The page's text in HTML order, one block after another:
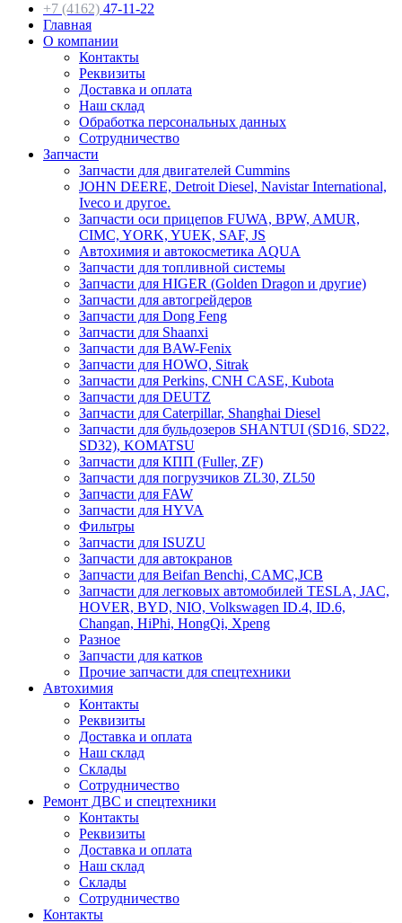
+7 (4162) 47-11-22
Главная
О компании
Контакты
Реквизиты
Доставка и оплата
Наш склад
Обработка персональных данных
Сотрудничество
Запчасти
Запчасти для двигателей Cummins
JOHN DEERE, Detroit Diesel, Navistar International,
Iveco и другое.
Запчасти оси прицепов FUWA, BPW, AMUR,
CIMC, YORK, YUEK, SAF, JS
Автохимия и автокосметика AQUA
Запчасти для топливной системы
Запчасти для HIGER (Golden Dragon и другие)
Запчасти для автогрейдеров
Запчасти для Dong Feng
Запчасти для Shaanxi
Запчасти для BAW-Fenix
Запчасти для HOWO, Sitrak
Запчасти для Perkins, CNH CASE, Kubota
Запчасти для DEUTZ
Запчасти для Caterpillar, Shanghai Diesel
Запчасти для бульдозеров SHANTUI (SD16, SD22,
SD32), KOMATSU
Запчасти для КПП (Fuller, ZF)
Запчасти для погрузчиков ZL30, ZL50
Запчасти для FAW
Запчасти для HYVA
Фильтры
Запчасти для ISUZU
Запчасти для автокранов
Запчасти для Beifan Benchi, CAMC,JCB
Запчасти для легковых автомобилей TESLA, JAC,
HOVER, BYD, NIO, Volkswagen ID.4, ID.6,
Changan, HiPhi, HongQi, Xpeng
Разное
Запчасти для катков
Прочие запчасти для спецтехники
Автохимия
Контакты
Реквизиты
Доставка и оплата
Наш склад
Склады
Сотрудничество
Ремонт ДВС и спецтехники
Контакты
Реквизиты
Доставка и оплата
Наш склад
Склады
Сотрудничество
Контакты